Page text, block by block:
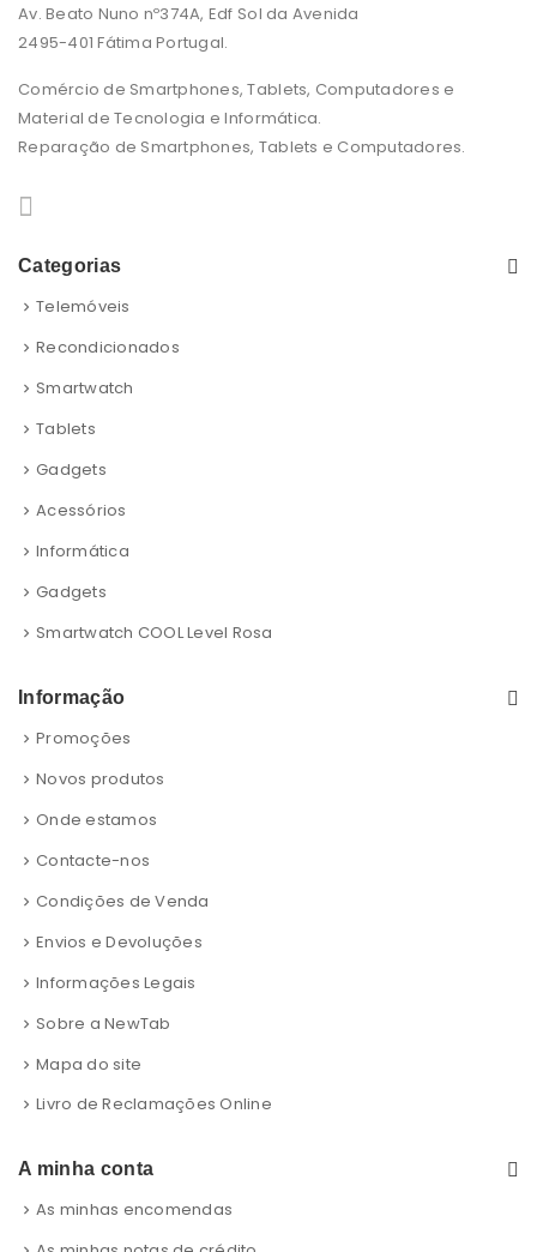
Av. Beato Nuno nº374A, Edf Sol da Avenida
2495-401 Fátima Portugal.
Comércio de Smartphones, Tablets, Computadores e
Material de Tecnologia e Informática.
Reparação de Smartphones, Tablets e Computadores.
Categorias
Telemóveis
Recondicionados
Smartwatch
Tablets
Gadgets
Acessórios
Informática
Gadgets
Smartwatch COOL Level Rosa
Informação
Promoções
Novos produtos
Onde estamos
Contacte-nos
Condições de Venda
Envios e Devoluções
Informações Legais
Sobre a NewTab
Mapa do site
Livro de Reclamações Online
A minha conta
As minhas encomendas